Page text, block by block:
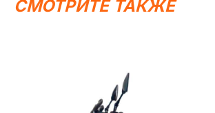
СМОТРИТЕ ТАКЖЕ